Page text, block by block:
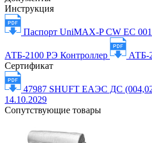
Инструкция
Паспорт UniMAX-P СW EC
АТБ-2100 РЭ Контроллер
АТБ-
Сертификат
47987 SHUFT ЕАЭС ДС
14.10.2029
Сопутствующие товары